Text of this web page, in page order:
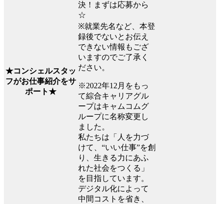
★コンシェルスタッ
フがお仕事紹介をサ
ポート★
決！まずは応募から
☆
※就業先名など、本登
録後でないとお伝え
できない情報もござ
いますのでご了承く
ださい。
※2022年12月をもっ
て綜合キャリアグル
ープはキャムコムグ
ループに名称変更し
ました。
私たちは「人を力づ
けて、“いい仕事”を創
り、生きる力にあふ
れた社会をつくる」
を目指しています。
デジタル化によって
中間コストを省き、